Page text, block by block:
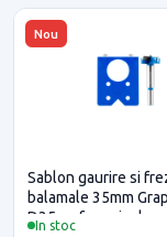
Nou
In stoc
Sablon gaurire si
balamale 35mm
D35 cu freza inclusa